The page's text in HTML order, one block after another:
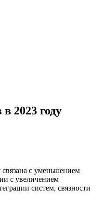
2023 году
с уменьшением
с увеличением
систем, связности